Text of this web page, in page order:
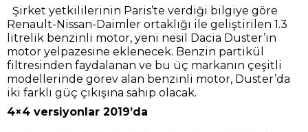
Şirket yetkililerinin Paris’te verdiği bilgiye göre
Renault-Nissan-Daimler ortaklığı ile geliştirilen 1.3
litrelik benzinli motor, yeni nesil Dacia Duster’ın
motor yelpazesine eklenecek. Benzin partikül
filtresinden faydalanan ve bu üç markanın çeşitli
modellerinde görev alan benzinli motor, Duster’da
iki farklı güç çıkışına sahip olacak.
4×4 versiyonlar 2019’da